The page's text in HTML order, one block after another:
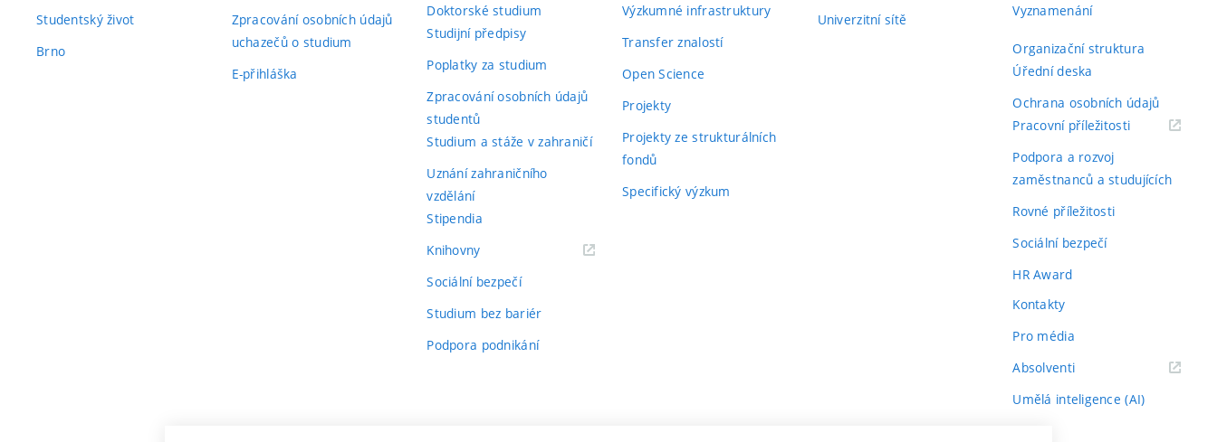
Studentský život
Brno
Zpracování osobních údajů
uchazečů o studium
E-přihláška
Doktorské studium
Studijní předpisy
Poplatky za studium
Zpracování osobních údajů
studentů
Studium a stáže v zahraničí
Uznání zahraničního
vzdělání
Stipendia
Knihovny(externí
Sociální bezpečí
Studium bez bariér
Podpora podnikání
Výzkumné infrastruktury
Transfer znalostí
Open Science
Projekty
Projekty ze strukturálních
fondů
Specifický výzkum
Univerzitní sítě
Vyznamenání
Organizační struktura
Úřední deska
Ochrana osobních údajů
Pracovní příležitosti(externí
Podpora a rozvoj
zaměstnanců a studujících
Rovné příležitosti
Sociální bezpečí
HR Award
Kontakty
Pro média
Absolventi(externí
Umělá inteligence (AI)